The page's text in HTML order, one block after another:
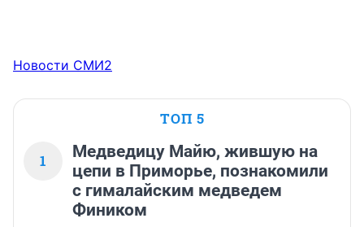
Новости СМИ2
ТОП 5
1
Медведицу Майю, жившую на
цепи в Приморье, познакомили
с гималайским медведем
Фиником